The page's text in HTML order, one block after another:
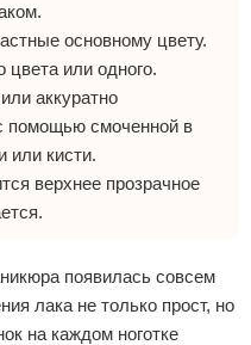
основному цвету.
цвета или одного.
аккуратно
помощью смоченной в
или кисти.
верхнее прозрачное
появилась совсем
лака не только прост, но
на каждом ноготке